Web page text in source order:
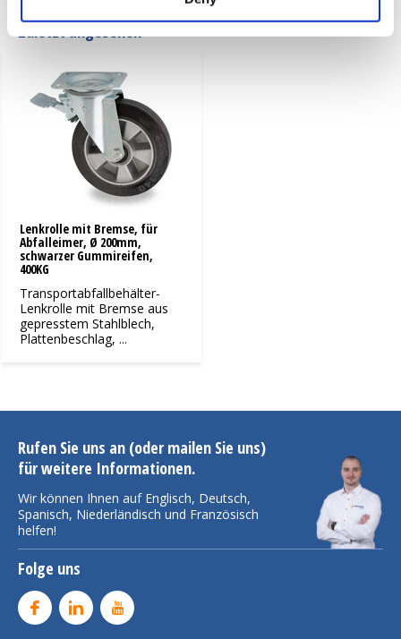
Zuletzt angesehen
Lenkrolle mit Bremse, für
Abfalleimer, Ø 200mm,
schwarzer Gummireifen,
400KG
Transportabfallbehälter-
Lenkrolle mit Bremse aus
gepresstem Stahlblech,
Plattenbeschlag, ...
Rufen Sie uns an (oder mailen Sie uns)
für weitere Informationen.
Wir können Ihnen auf Englisch, Deutsch,
Spanisch, Niederländisch und Französisch
helfen!
Folge uns